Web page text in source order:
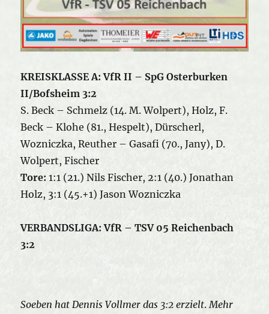
KREISKLASSE A: VfR II – SpG Osterburken
II/Bofsheim 3:2
S. Beck – Schmelz (14. M. Wolpert), Holz, F.
Beck – Klohe (81., Hespelt), Dürscherl,
Wozniczka, Reuther – Gasafi (70., Jany), D.
Wolpert, Fischer
Tore:1:1 (21.) Nils Fischer, 2:1 (40.) Jonathan
Holz, 3:1 (45.+1) Jason Wozniczka
VERBANDSLIGA: VfR – TSV 05 Reichenbach
3:2
Soeben hat Dennis Vollmer das 3:2 erzielt. Mehr